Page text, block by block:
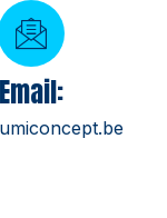
Email: